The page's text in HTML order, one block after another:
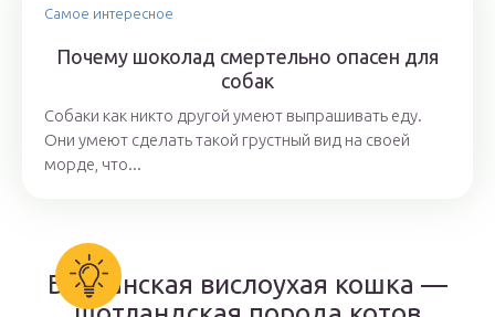
Самое интересное
Почему шоколад смертельно опасен для
собак
Собаки как никто другой умеют выпрашивать еду.
Они умеют сделать такой грустный вид на своей
морде, что...
Британская вислоухая кошка —